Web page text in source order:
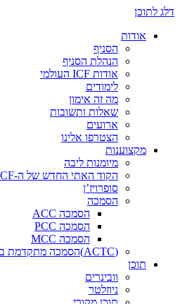
דלג לתוכן
אודות
הסניף
הנהלת הסניף
אודות ICF העולמי
לימודים
מה זה אימון
שאלות ותשובות
ארועים
הצטרפו אלינו
מקצוענות
מיומנות ליבה
הקוד האתי החדש של ה-ICF
סופרויז’ן
הסמכה
הסמכה ACC
הסמכה PCC
הסמכה MCC
(ACTC)הסמכה מתקדמת באימון צוותים
תוכן
וובינרים
ניוזלטר